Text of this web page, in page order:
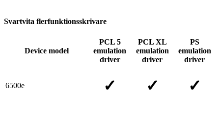
Svartvita flerfunktionsskrivare
Device model
PCL 5
emulation
driver
PCL XL
emulation
driver
PS
emulation
driver
6500e ✓ ✓ ✓